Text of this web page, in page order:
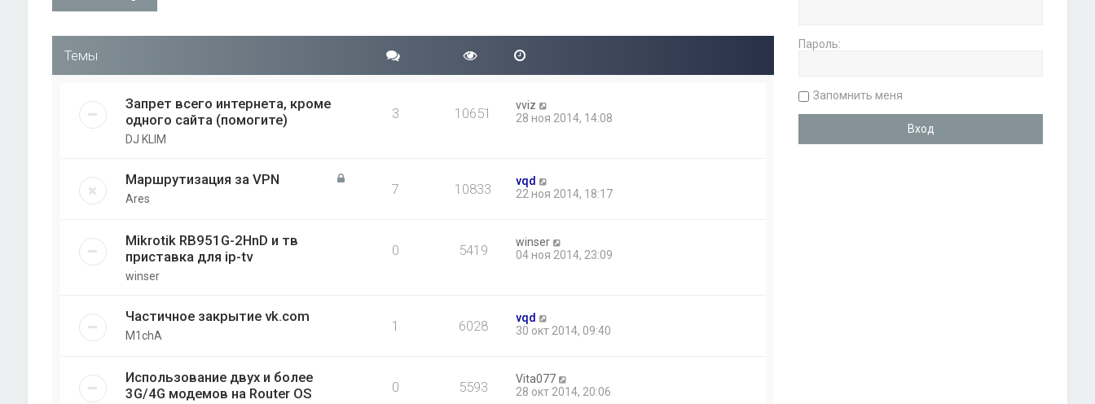
Темы
Запрет всего интернета, кроме
одного сайта (помогите)
DJ KLIM
3 10651
vviz
28 ноя 2014, 14:08
Маршрутизация за VPN
Ares
7 10833
vqd
22 ноя 2014, 18:17
Mikrotik RB951G-2HnD и тв
приставка для ip-tv
winser
0 5419
winser
04 ноя 2014, 23:09
Частичное закрытие vk.com
M1chA
1 6028
vqd
30 окт 2014, 09:40
Использование двух и более
3G/4G модемов на Router OS
0 5593
Vita077
28 окт 2014, 20:06
Пароль:
Запомнить меня